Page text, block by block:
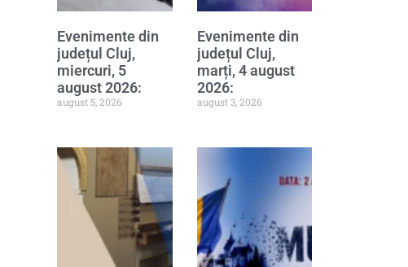
Evenimente din
județul Cluj,
miercuri, 5
august 2026:
august 5, 2026
Evenimente din
județul Cluj,
marți, 4 august
2026:
august 3, 2026